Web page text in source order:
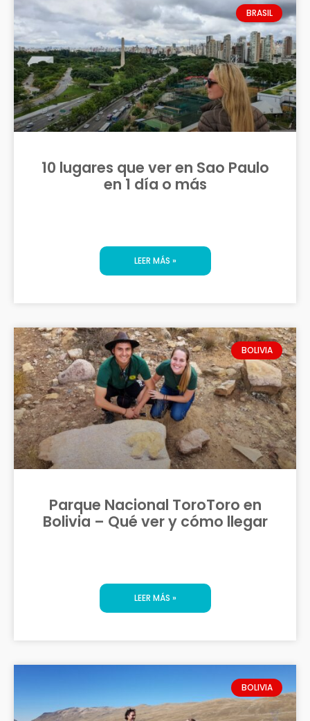
BRASIL
10 lugares que ver en Sao Paulo
en 1 día o más
LEER MÁS »
BOLIVIA
Parque Nacional ToroToro en
Bolivia – Qué ver y cómo llegar
LEER MÁS »
BOLIVIA